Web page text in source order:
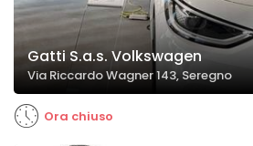
Gatti S.a.s. Volkswagen
Via Riccardo Wagner 143, Seregno
Ora chiuso